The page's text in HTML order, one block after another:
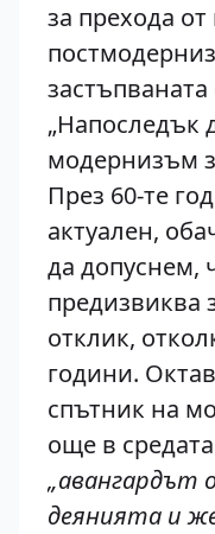
за прехода
„Напоследък
модернизъм
През 60-те
актуален,
да допуснем,
предизвиква
отклик,
години.
спътник на
още в
„авангардът
деянията и